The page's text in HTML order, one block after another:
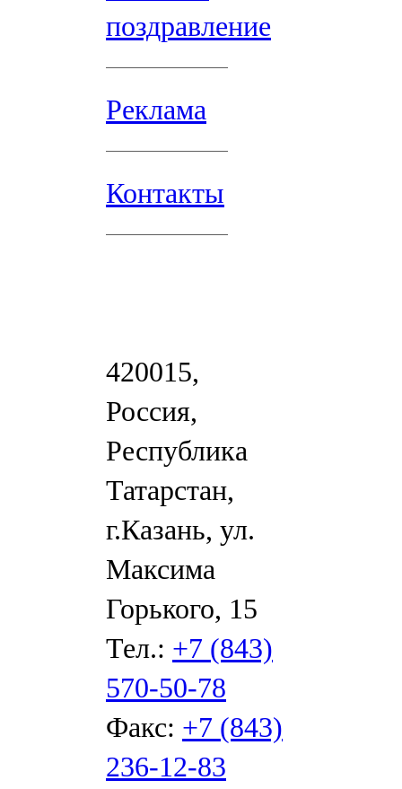
поздравление
Реклама
Контакты
420015,
Россия,
Республика
Татарстан,
г.Казань, ул.
Максима
Горького, 15
Тел.: +7 (843)
570-50-78
Факс: +7 (843)
236-12-83